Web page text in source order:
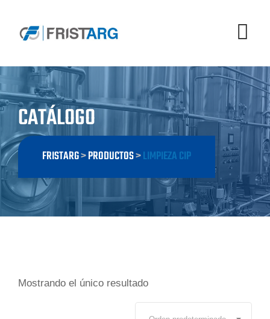
content
CATÁLOGO
FRISTARG>PRODUCTOS>LIMPIEZA CIP
Mostrando el único resultado